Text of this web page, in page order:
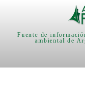
Fuente de
ambiental de